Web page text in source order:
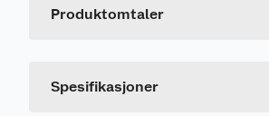
Produktomtaler
Spesifikasjoner
Leverandørens artikkelnummer